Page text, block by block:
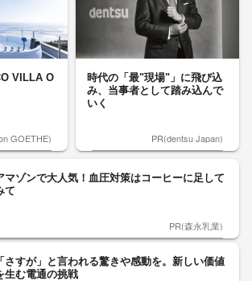
VILLA O
GOETHE)
時代の「最"現場"」に飛び込
み、当事者として踏み込んで
いく
PR(dentsu Japan)
マゾンで大人気！血圧対策はコーヒーに足して
て
PR(森永乳業)
「さすが」と言われる驚きや感動を。新しい価値
生む電通の挑戦